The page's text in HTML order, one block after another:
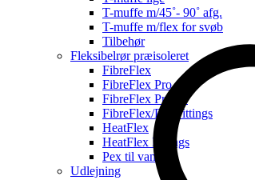
T-muffe m/45˚- 90˚ afg.
T-muffe m/flex for svøb
Tilbehør
Fleksibelrør præisoleret
FibreFlex
FibreFlex Pro
FibreFlex Pro 16
FibreFlex/Pro Fittings
HeatFlex
HeatFlex Fittings
Pex til vand
Udlejning